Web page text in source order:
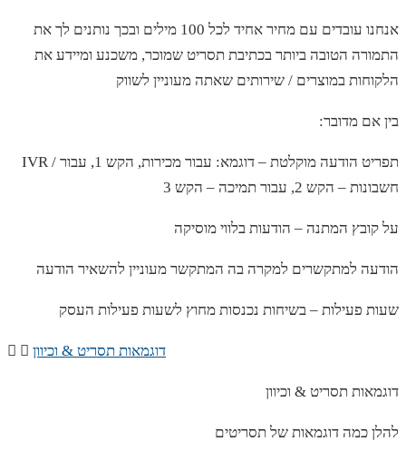
אנחנו עובדים עם מחיר אחיד לכל 100 מילים ובכך נותנים לך את
התמורה הטובה ביותר בכתיבת תסריט שמוכר, משכנע ומיידע את
הלקוחות במוצרים / שירותים שאתה מעוניין לשווק
:בין אם מדובר
IVR / תפריט הודעה מוקלטת – דוגמא: עבור מכירות, הקש 1, עבור
חשבונות – הקש 2, עבור תמיכה – הקש 3
על קובץ המתנה – הודעות בלווי מוסיקה
הודעה למתקשרים למקרה בה המתקשר מעוניין להשאיר הודעה
שעות פעילות – בשיחות נכנסות מחוץ לשעות פעילות העסק
דוגמאות תסריט & וכיוון
דוגמאות תסריט & וכיוון
להלן כמה דוגמאות של תסריטים